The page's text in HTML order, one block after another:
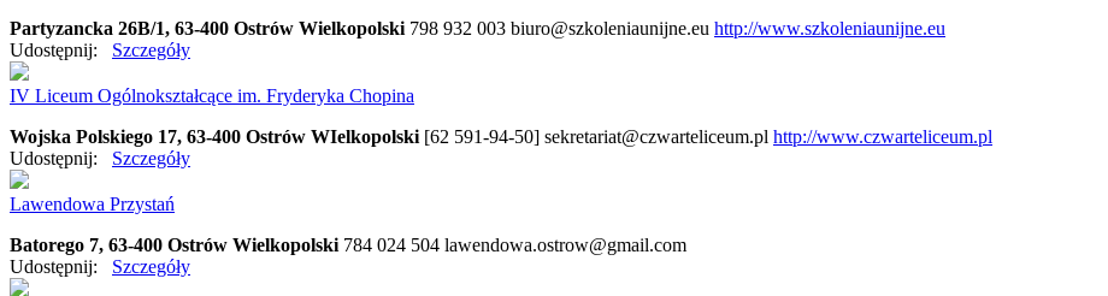
Partyzancka 26B/1, 63-400 Ostrów Wielkopolski 798 932 003 biuro@szkoleniaunijne.eu http://www.szkoleniaunijne.eu
Udostępnij: Szczegóły
IV Liceum Ogólnokształcące im. Fryderyka Chopina
Wojska Polskiego 17, 63-400 Ostrów WIelkopolski [62 591-94-50] sekretariat@czwarteliceum.pl http://www.czwarteliceum.pl
Udostępnij: Szczegóły
Lawendowa Przystań
Batorego 7, 63-400 Ostrów Wielkopolski 784 024 504 lawendowa.ostrow@gmail.com
Udostępnij: Szczegóły